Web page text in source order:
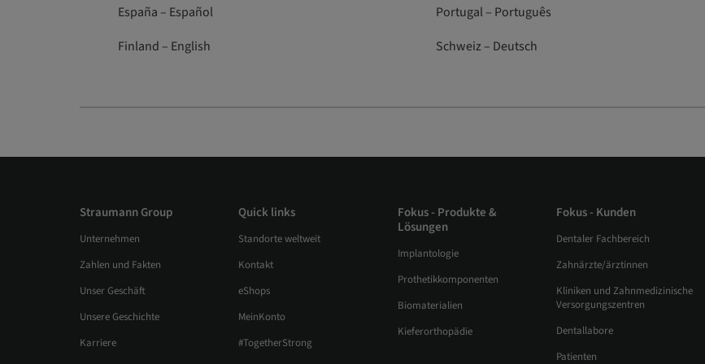
España – Español
Finland – English
Portugal – Português
Schweiz – Deutsch
Straumann Group
Unternehmen
Zahlen und Fakten
Unser Geschäft
Unsere Geschichte
Karriere
Quick links
Standorte weltweit
Kontakt
eShops
MeinKonto
#TogetherStrong
Fokus - Produkte &
Lösungen
Implantologie
Prothetikkomponenten
Biomaterialien
Kieferorthopädie
Fokus - Kunden
Dentaler Fachbereich
Zahnärzte/ärztinnen
Kliniken und Zahnmedizinische
Versorgungszentren
Dentallabore
Patienten